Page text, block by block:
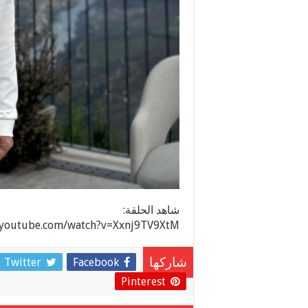
شاهد الحلقة:
watch?v=Xxnj9TV9XtM
شاركها Facebook
Twitter
Pinterest